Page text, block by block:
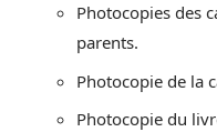
Photocopies des
parents.
Photocopie de la
Photocopie du